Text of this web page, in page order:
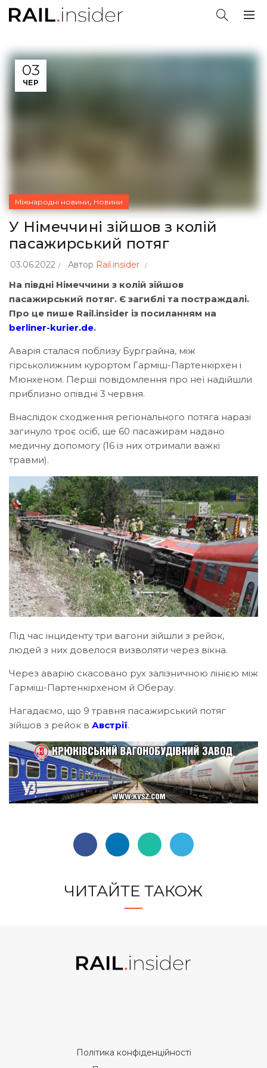
03
ЧЕР
Міжнародні новини, Новини
У Німеччині зійшов з колій
пасажирський потяг
03.06.2022 Автор Rail.insider
На півдні Німеччини з колій зійшов
пасажирський потяг. Є загиблі та постраждалі.
Про це пише Rail.insider із посиланням на
berliner-kurier.de.
Аварія сталася поблизу Бурграйна, між
гірськолижним курортом Гарміш-Партенкірхен і
Мюнхеном. Перші повідомлення про неї надійшли
приблизно опівдні 3 червня.
Внаслідок сходження регіонального потяга наразі
загинуло троє осіб, ще 60 пасажирам надано
медичну допомогу (16 із них отримали важкі
травми).
Під час інциденту три вагони зійшли з рейок,
людей з них довелося визволяти через вікна.
Через аварію скасовано рух залізничною лінією між
Гарміш-Партенкірхеном й Оберау.
Нагадаємо, що 9 травня пасажирський потяг
зійшов з рейок в Австрії.
ЧИТАЙТЕ ТАКОЖ
Політика конфіденційності